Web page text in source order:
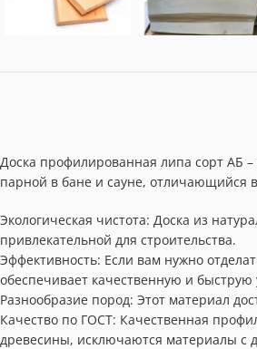
Доска профилированная липа сорт АБ
парной в бане и сауне, отличающийся
Экологическая чистота: Доска из
привлекательной для строительства.
Эффективность: Если вам нужно
обеспечивает качественную и быструю
Разнообразие пород: Этот материал
Качество по ГОСТ: Качественная
древесины, исключаются материалы с